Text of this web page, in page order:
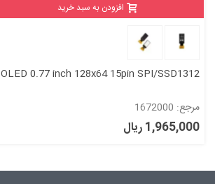
افزودن به سبد خرید
OLED 0.77 inch 128x64 15pin SPI/SSD1312
مرجع: 1672000
1,965,000 ریال